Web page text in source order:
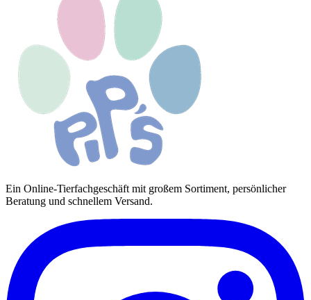
Ein Online-Tierfachgeschäft mit großem Sortiment, persönlicher
Beratung und schnellem Versand.